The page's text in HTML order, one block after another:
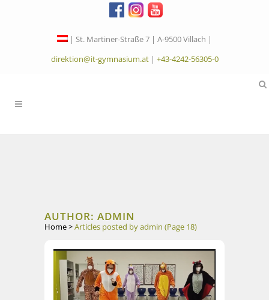
| St. Martiner-Straße 7 | A-9500 Villach |
direktion@it-gymnasium.at| +43-4242-56305-0
AUTHOR: ADMIN
Home>Articles posted by admin (Page 18)